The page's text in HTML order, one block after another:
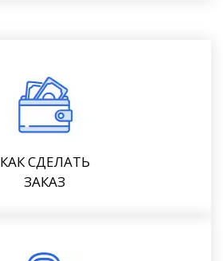
КАК СДЕЛАТЬ
ЗАКАЗ